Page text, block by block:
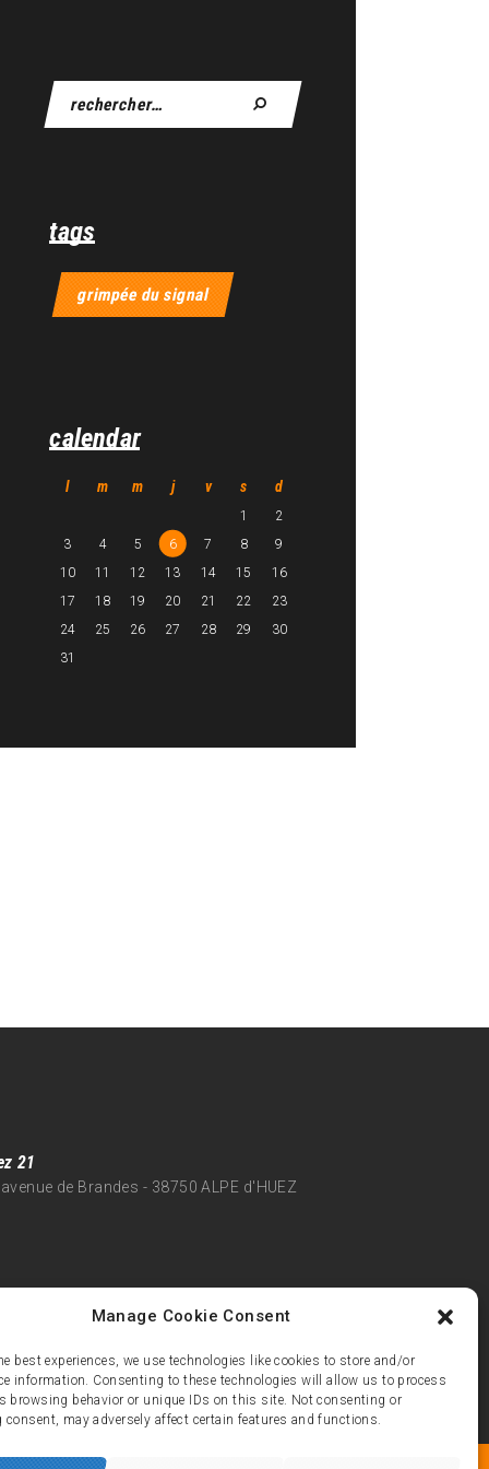
Manage Cookie Consent
best experiences, we use technologies like cookies to store and/or
information. Consenting to these technologies will allow us to process
browsing behavior or unique IDs on this site. Not consenting or
may adversely affect certain features and functions.
tags
grimpée du signal
calendar
l m m j v s d
1
2
3
4 5 6 7 8
9
10
11 12 13 14 15
16
17
18 19 20 21 22
23
24
25 26 27 28 29
30
31
21
de Brandes - 38750 ALPE d'HUEZ